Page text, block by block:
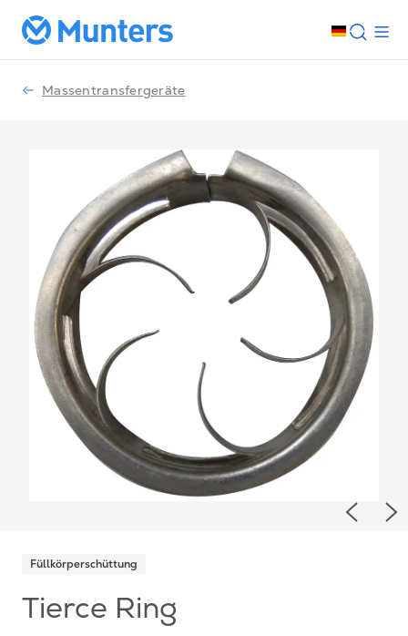
Massentransfergeräte
Füllkörperschüttung
Tierce Ring